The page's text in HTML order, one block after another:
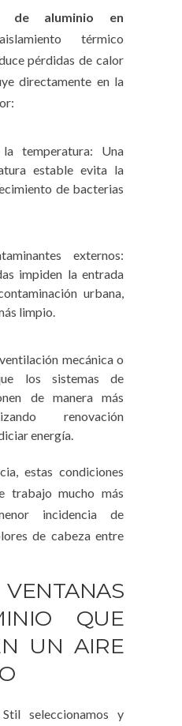
de aluminio en
térmico
pérdidas de calor
directamente en la
temperatura: Una
estable evita la
de bacterias
externos:
impiden la entrada
urbana,
limpio.
mecánica o
los sistemas de
de manera más
renovación
energía.
estas condiciones
trabajo mucho más
incidencia de
de cabeza entre
QUE
UN AIRE
seleccionamos y